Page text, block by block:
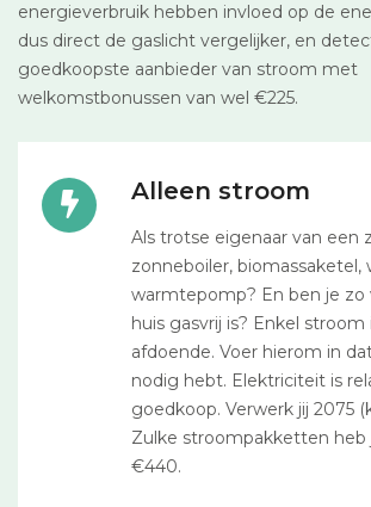
energieverbruik hebben invloed op de
dus direct de gaslicht vergelijker, en
goedkoopste aanbieder van stroom met
welkomstbonussen van wel €225.
Alleen stroom
Als trotse eigenaar van een
zonneboiler,
warmtepomp? En ben je zo
huis gasvrij is? Enkel stroom
afdoende. Voer hierom in
nodig hebt. Elektriciteit is
goedkoop. Verwerk jij 2075
Zulke stroompakketten heb
€440.